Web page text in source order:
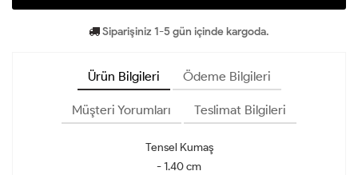
Siparişiniz 1-5 gün içinde kargoda.
Ürün Bilgileri Ödeme Bilgileri
Müşteri Yorumları Teslimat Bilgileri
Tensel Kumaş
- 1.40 cm